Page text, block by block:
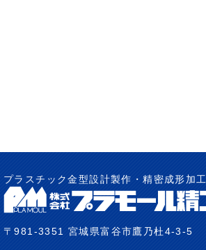
プラスチック金型設計製作・精密成形加工
〒981-3351 宮城県富谷市鷹乃杜4-3-5